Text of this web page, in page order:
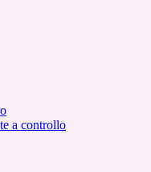
a controllo